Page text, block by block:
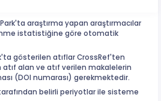
araştırma yapan araştırmacılar
istatistiğine göre otomatik
gösterilen atıflar CrossRef'ten
alan ve atıf verilen makalelerin
(DOI numarası) gerekmektedir.
tarafından belirli periyotlar ile sisteme